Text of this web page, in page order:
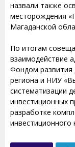
назвали также
месторождения
Магаданской
По итогам
взаимодействие
Фондом развития
региона и НИУ
систематизации
инвестиционных
разработке
инвестиционного